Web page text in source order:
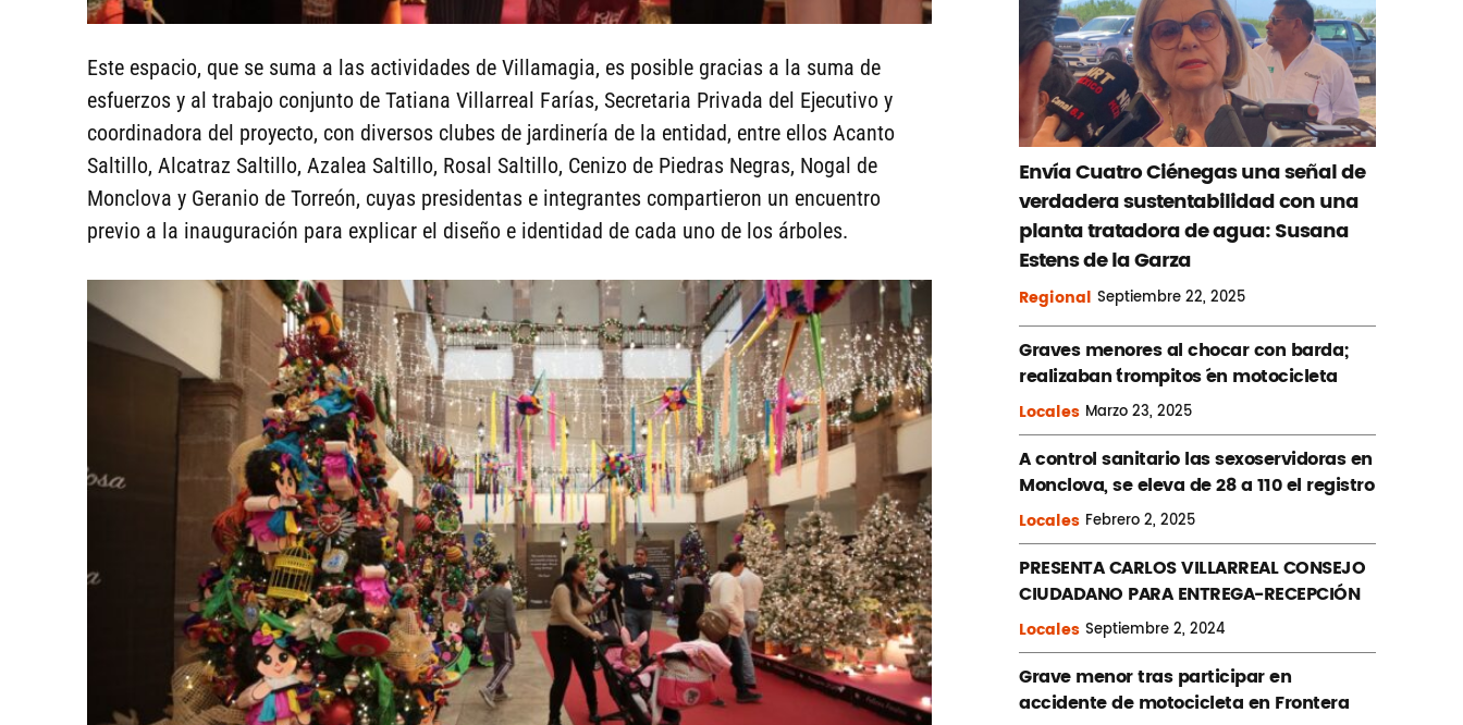
Este espacio, que se suma a las actividades de Villamagia, es posible gracias a la suma de
esfuerzos y al trabajo conjunto de Tatiana Villarreal Farías, Secretaria Privada del Ejecutivo y
coordinadora del proyecto, con diversos clubes de jardinería de la entidad, entre ellos Acanto
Saltillo, Alcatraz Saltillo, Azalea Saltillo, Rosal Saltillo, Cenizo de Piedras Negras, Nogal de
Monclova y Geranio de Torreón, cuyas presidentas e integrantes compartieron un encuentro
previo a la inauguración para explicar el diseño e identidad de cada uno de los árboles.
Envía Cuatro Ciénegas una señal de
verdadera sustentabilidad con una
planta tratadora de agua: Susana
Estens de la Garza
Regional Septiembre22, 2025
Graves menores al chocar con barda;
realizaban ´trompitos ´en motocicleta
Locales Marzo23, 2025
A control sanitario las sexoservidoras en
Monclova, se eleva de 28 a 110 el registro
Locales Febrero2, 2025
PRESENTA CARLOS VILLARREAL CONSEJO
CIUDADANO PARA ENTREGA-RECEPCIÓN
Locales Septiembre2, 2024
Grave menor tras participar en
accidente de motocicleta en Frontera